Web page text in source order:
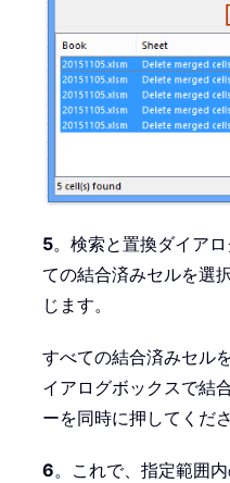
5。検索と置換ダイア
ての結合済みセルを選
じます。
すべての結合済みセル
イアログボックスで結
ーを同時に押してくださ
6。これで、指定範囲